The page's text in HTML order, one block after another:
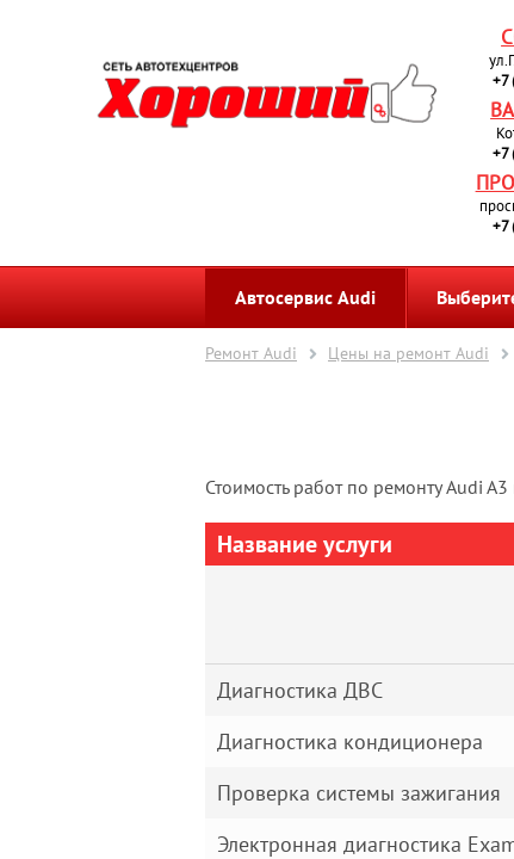
+7
+7
+7
Автосервис Audi
Ремонт Audi Цены на ремонт Audi
Стоимость работ по ремонту Audi
Название услуги
Диагностика ДВС
Диагностика кондиционера
Проверка системы зажигания
Электронная диагностика